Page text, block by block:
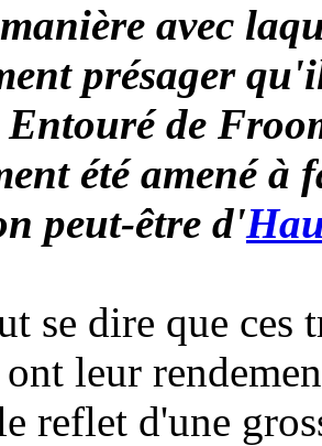
avec
présager
Entouré de
été amené à
peut-être d'
se dire que ces
leur
reflet d'une